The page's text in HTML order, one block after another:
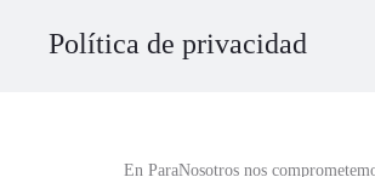
Política de privacidad
En ParaNosotros nos